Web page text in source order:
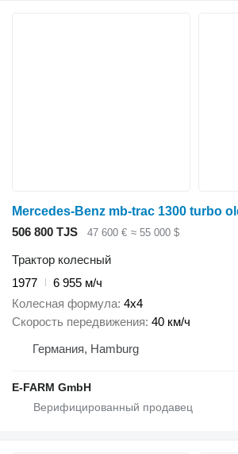
506 800 TJS 47 600 € ≈ 55 000 $
Трактор колесный
1977
6 955 м/ч
Колесная формула 4x4
Скорость передвижения 40 км/ч
Германия, Hamburg
E-FARM GmbH